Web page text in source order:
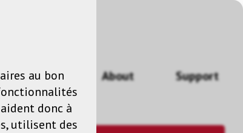
Actualités About Support
au bon
donc à
utilisent des